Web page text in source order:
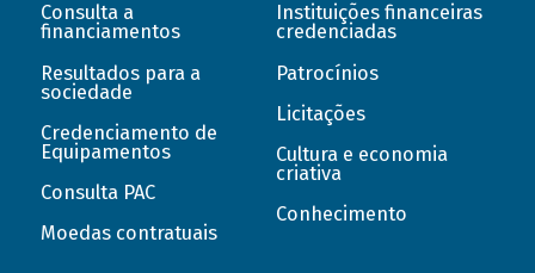
Consulta a
financiamentos
Resultados para a
sociedade
Credenciamento de
Equipamentos
Consulta PAC
Moedas contratuais
Instituições financeiras
credenciadas
Patrocínios
Licitações
Cultura e economia
criativa
Conhecimento